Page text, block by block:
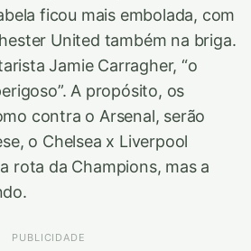
ficou mais embolada, com
United também na briga.
Jamie Carragher, “o
A propósito, os
contra o Arsenal, serão
o Chelsea x Liverpool
rota da Champions, mas a
PUBLICIDADE